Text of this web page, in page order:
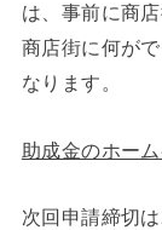
は、事前に商
商店街に何が
なります。
助成金のホー
次回申請締切